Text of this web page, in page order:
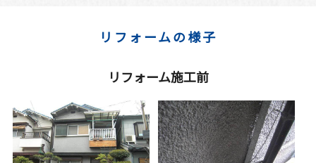
リフォームの様子
リフォーム施工前